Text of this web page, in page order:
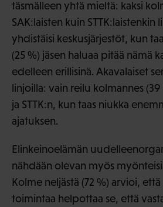
täsmälleen yhtä mieltä: kaksi
SAK:laisten kuin STTK:laistenkin
yhdistäisi keskusjärjestöt, kun
(25 %) jäsen haluaa pitää nämä
edelleen erillisinä. Akavalaiset
linjoilla: vain reilu kolmannes (39
ja STTK:n, kun taas niukka
ajatuksen.
Elinkeinoelämän
nähdään olevan myös
Kolme neljästä (72 %) arvioi,
toimintaa helpottaa se, että